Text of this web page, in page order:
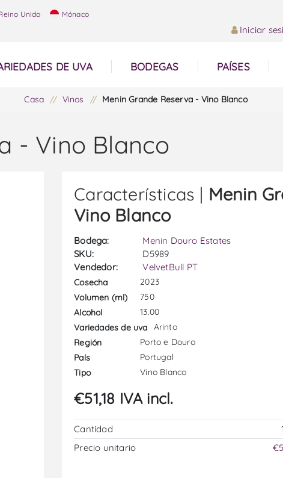
Unido Mónaco
Iniciar
DE UVA BODEGAS PAÍSES
Casa / Vinos / Menin Grande Reserva - Vino Blanco
- Vino Blanco
Características | Menin
Vino Blanco
Bodega:
Menin Douro Estates
SKU:
D5989
Vendedor:
VelvetBull PT
Cosecha
2023
Volumen (ml)
750
Alcohol
13.00
Variedades de uva
Arinto
Región
Porto e Douro
País
Portugal
Tipo
Vino Blanco
€51,18 IVA incl.
Cantidad
Precio unitario